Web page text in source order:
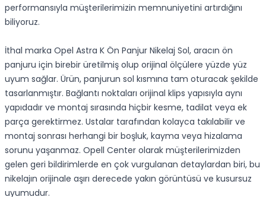
performansıyla müşterilerimizin memnuniyetini artırdığını
biliyoruz.
İthal marka Opel Astra K Ön Panjur Nikelaj Sol, aracın ön
panjuru için birebir üretilmiş olup orijinal ölçülere yüzde yüz
uyum sağlar. Ürün, panjurun sol kısmına tam oturacak şekilde
tasarlanmıştır. Bağlantı noktaları orijinal klips yapısıyla aynı
yapıdadır ve montaj sırasında hiçbir kesme, tadilat veya ek
parça gerektirmez. Ustalar tarafından kolayca takılabilir ve
montaj sonrası herhangi bir boşluk, kayma veya hizalama
sorunu yaşanmaz. Opell Center olarak müşterilerimizden
gelen geri bildirimlerde en çok vurgulanan detaylardan biri, bu
nikelajın orijinale aşırı derecede yakın görüntüsü ve kusursuz
uyumudur.